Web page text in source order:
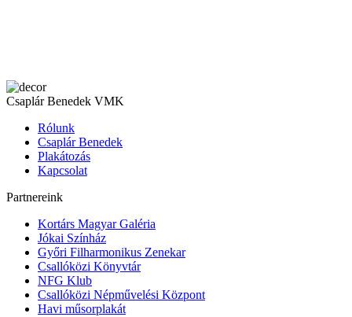
Csaplár Benedek VMK
Rólunk
Csaplár Benedek
Plakátozás
Kapcsolat
Partnereink
Kortárs Magyar Galéria
Jókai Színház
Győri Filharmonikus Zenekar
Csallóközi Könyvtár
NFG Klub
Csallóközi Népművelési Központ
Havi műsorplakát